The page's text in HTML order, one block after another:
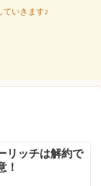
ていきます♪
リッチは解約で
！